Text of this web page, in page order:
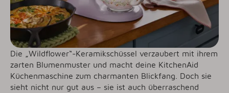
Die „Wildflower“-Keramikschüssel verzaubert mit ihrem
zarten Blumenmuster und macht deine KitchenAid
Küchenmaschine zum charmanten Blickfang. Doch sie
sieht nicht nur gut aus – sie ist auch überraschend